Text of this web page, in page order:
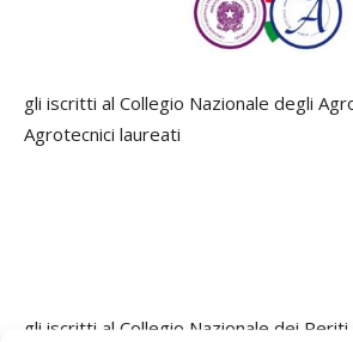
gli iscritti al Collegio Nazionale degli
Agrotecnici laureati
gli iscritti al Collegio Nazionale dei